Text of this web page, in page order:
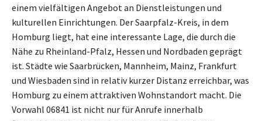
einem vielfältigen Angebot an Dienstleistungen und
kulturellen Einrichtungen. Der Saarpfalz-Kreis, in dem
Homburg liegt, hat eine interessante Lage, die durch die
Nähe zu Rheinland-Pfalz, Hessen und Nordbaden geprägt
ist. Städte wie Saarbrücken, Mannheim, Mainz, Frankfurt
und Wiesbaden sind in relativ kurzer Distanz erreichbar, was
Homburg zu einem attraktiven Wohnstandort macht. Die
Vorwahl 06841 ist nicht nur für Anrufe innerhalb